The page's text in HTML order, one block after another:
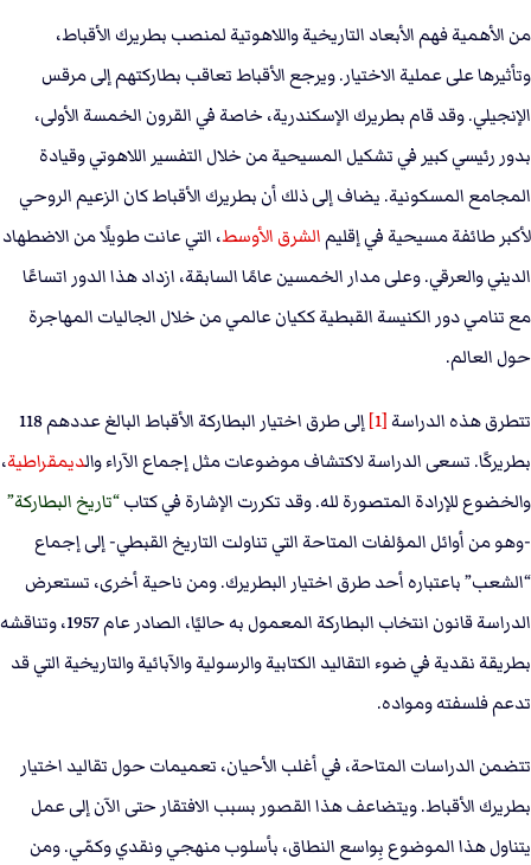
من الأهمية فهم الأبعاد التاريخية واللاهوتية لمنصب بطريرك الأقباط،
وتأثيرها على عملية الاختيار. ويرجع الأقباط تعاقب بطاركتهم إلى مرقس
الإنجيلي. وقد قام بطريرك الإسكندرية، خاصة في القرون الخمسة الأولى،
بدور رئيسي كبير في تشكيل المسيحية من خلال التفسير اللاهوتي وقيادة
المجامع المسكونية. يضاف إلى ذلك أن بطريرك الأقباط كان الزعيم الروحي
لأكبر طائفة مسيحية في إقليمالشرق الأوسط، التي عانت طويلًا من الاضطهاد
الديني والعرقي. وعلى مدار الخمسين عامًا السابقة، ازداد هذا الدور اتساعًا
مع تنامي دور الكنيسة القبطية ككيان عالمي من خلال الجاليات المهاجرة
حول العالم.
تتطرق هذه الدراسة[1]
إلى طرق اختيار البطاركة الأقباط البالغ عددهم 118
بطريركًا. تسعى الدراسة لاكتشاف موضوعات مثل إجماع الآراء والديمقراطية،
والخضوع للإرادة المتصورة لله. وقد تكررت الإشارة في كتاب تاريخ البطاركة
-وهو من أوائل المؤلفات المتاحة التي تناولت التاريخ القبطي- إلى إجماع
“الشعب” باعتباره أحد طرق اختيار البطريرك. ومن ناحية أخرى، تستعرض
الدراسة قانون انتخاب البطاركة المعمول به حاليًا، الصادر عام 1957، وتناقشه
بطريقة نقدية في ضوء التقاليد الكتابية والرسولية والآبائية والتاريخية التي قد
تدعم فلسفته ومواده.
تتضمن الدراسات المتاحة، في أغلب الأحيان، تعميمات حول تقاليد اختيار
بطريرك الأقباط. ويتضاعف هذا القصور بسبب الافتقار حتى الآن إلى عمل
يتناول هذا الموضوع بِواسع النطاق، بأسلوب منهجي ونقدي وكمّي. ومن